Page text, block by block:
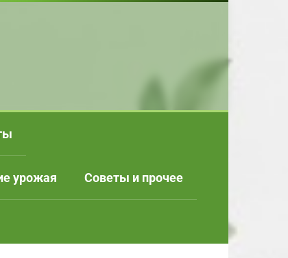
урожая Советы и прочее